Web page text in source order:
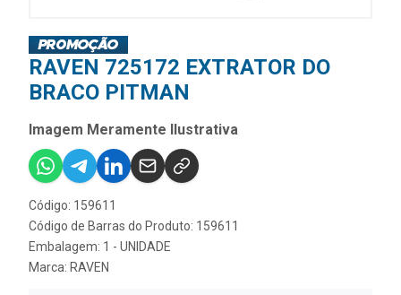
RAVEN 725172 EXTRATOR DO
BRACO PITMAN
Imagem Meramente Ilustrativa
Código: 159611
Código de Barras do Produto: 159611
Embalagem: 1 - UNIDADE
Marca: RAVEN